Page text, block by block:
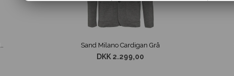
Sand Copenhagen Sherman Napoli Blazer Mørke Blå Sand Milano Cardigan Grå
DKK 2.299,00